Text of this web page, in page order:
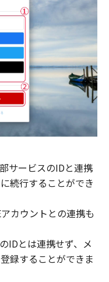
サービスのIDと連携
続行することができ
カウントとの連携も
IDとは連携せず、メ
録することができま